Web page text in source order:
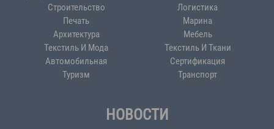
Строительство
Логистика
Печать
Марина
Архитектура
Мебель
Текстиль И Мода
Текстиль И Ткани
Автомобильная
Сертификация
Туризм
Транспорт
НОВОСТИ